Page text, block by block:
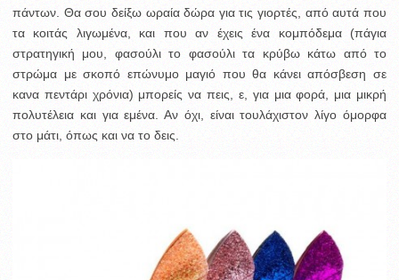
πάντων. Θα σου δείξω ωραία δώρα για τις γιορτές, από αυτά που
τα κοιτάς λιγωμένα, και που αν έχεις ένα κομπόδεμα (πάγια
στρατηγική μου, φασούλι το φασούλι τα κρύβω κάτω από το
στρώμα με σκοπό επώνυμο μαγιό που θα κάνει απόσβεση σε
κανα πεντάρι χρόνια) μπορείς να πεις, ε, για μια φορά, μια μικρή
πολυτέλεια και για εμένα. Αν όχι, είναι τουλάχιστον λίγο όμορφα
στο μάτι, όπως και να το δεις.